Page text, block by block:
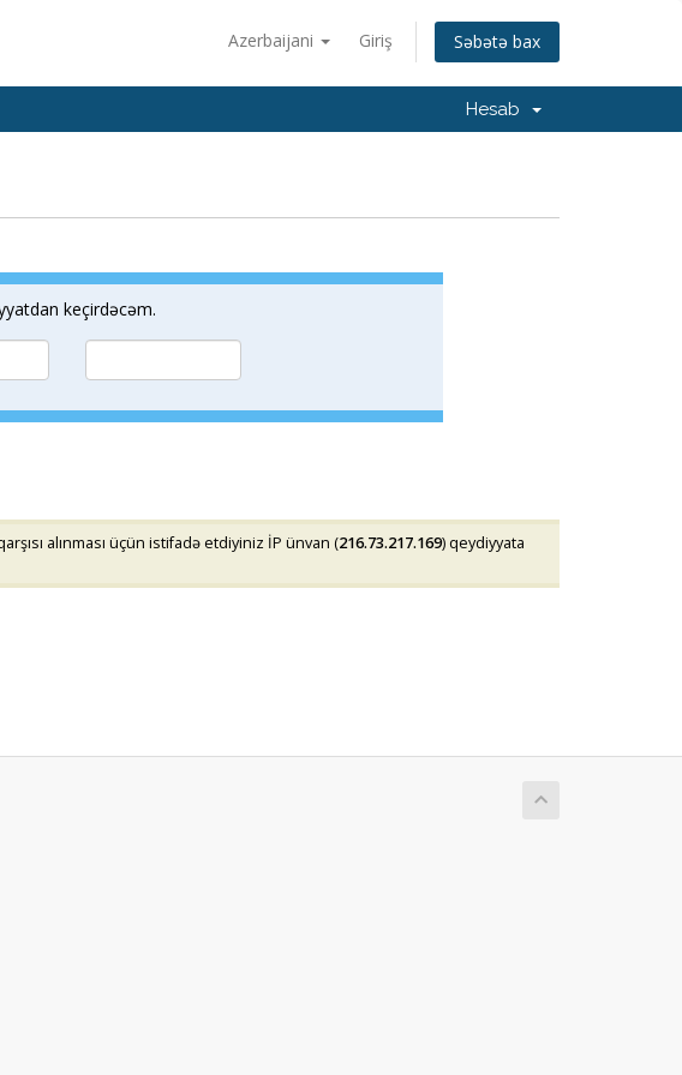
Azerbaijani Giriş Səbətə bax
Hesab
keçirdəcəm.
alınması üçün istifadə etdiyiniz İP ünvan (216.73.217.169) qeydiyyata